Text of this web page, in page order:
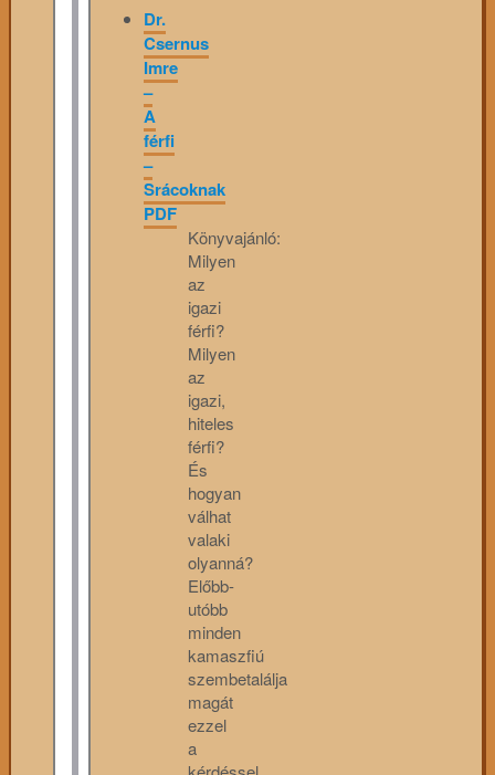
Dr.
Csernus
Imre
–
A
férfi
–
Srácoknak
PDF
Könyvajánló:
Milyen
az
igazi
férfi?
Milyen
az
igazi,
hiteles
férfi?
És
hogyan
válhat
valaki
olyanná?
Előbb-
utóbb
minden
kamaszfiú
szembetalálja
magát
ezzel
a